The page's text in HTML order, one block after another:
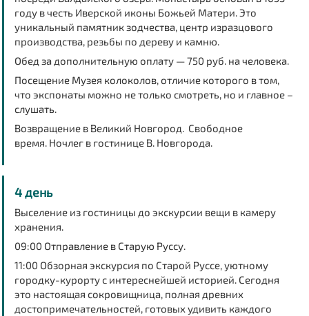
году в честь Иверской иконы Божьей Матери. Это
уникальный памятник зодчества, центр изразцового
производства, резьбы по дереву и камню.
Обед за дополнительную оплату — 750 руб. на человека.
Посещение Музея колоколов, отличие которого в том,
что экспонаты можно не только смотреть, но и главное –
слушать.
Возвращение в Великий Новгород. Свободное
время. Ночлег в гостинице В. Новгорода.
4 день
Выселение из гостиницы до экскурсии вещи в камеру
хранения.
09:00 Отправление в Старую Руссу.
11:00 Обзорная экскурсия по Старой Руссе,уютному
городку-курорту с интереснейшей историей. Сегодня
это настоящая сокровищница, полная древних
достопримечательностей, готовых удивить каждого